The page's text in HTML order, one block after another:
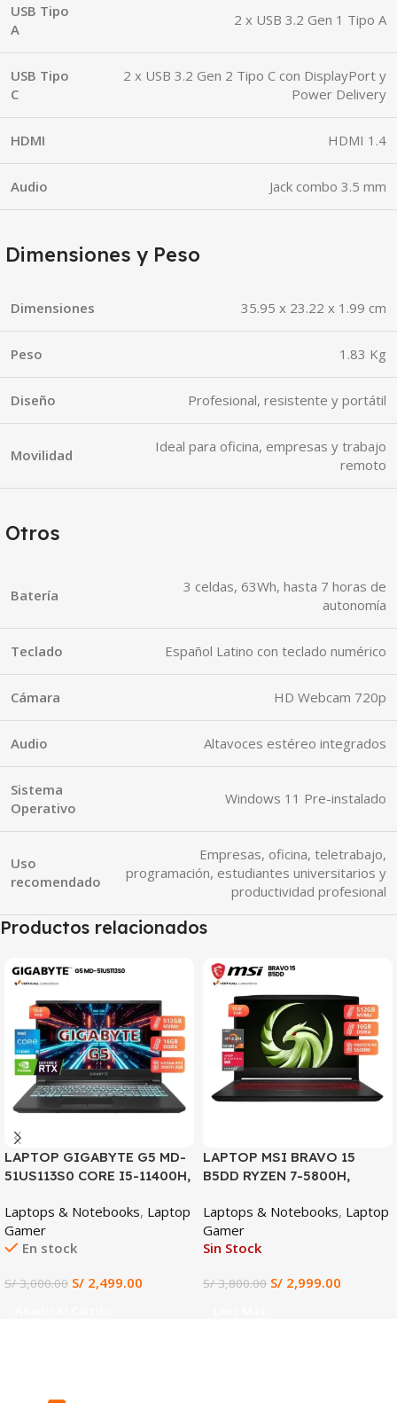
USB Tipo
A
2 x USB 3.2 Gen 1 Tipo A
USB Tipo
C
2 x USB 3.2 Gen 2 Tipo C con DisplayPort y
Power Delivery
HDMI HDMI 1.4
Audio Jack combo 3.5 mm
Dimensiones y Peso
Dimensiones 35.95 x 23.22 x 1.99 cm
Peso 1.83 Kg
Diseño Profesional, resistente y portátil
Movilidad
Ideal para oficina, empresas y trabajo
remoto
Otros
Batería
3 celdas, 63Wh, hasta 7 horas de
autonomía
Teclado Español Latino con teclado numérico
Cámara HD Webcam 720p
Audio Altavoces estéreo integrados
Sistema
Operativo
Windows 11 Pre-instalado
Uso
recomendado
Empresas, oficina, teletrabajo,
programación, estudiantes universitarios y
productividad profesional
Productos relacionados
SALE
LAPTOP GIGABYTE G5 MD-
51US113S0 CORE I5-11400H,
DDR4, 512GB SSD, 15.6″ FHD
144HZ
Laptops & Notebooks, Laptop
Gamer
En stock
S/3,000.00 S/ 2,499.00
SALE
LAPTOP MSI BRAVO 15
B5DD RYZEN 7-5800H,
512GB SSD, 15.6″ FHD
Laptops & Notebooks, Laptop
Gamer
Sin Stock
S/3,800.00 S/ 2,999.00